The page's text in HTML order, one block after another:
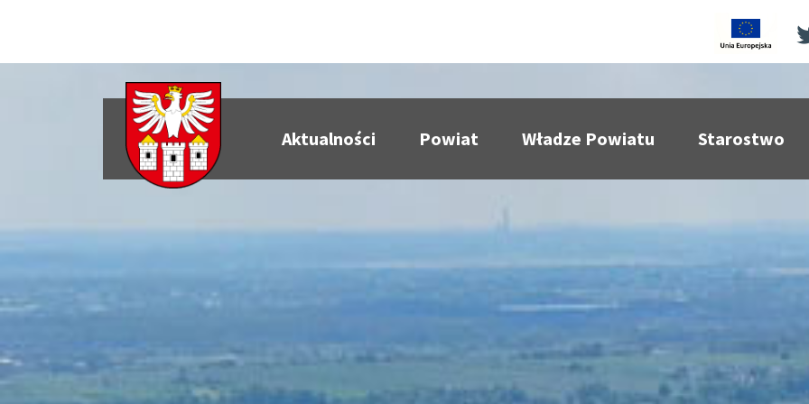
Aktualności pokaż podmenu dla
Powiat pokaż podmenu dla
Władze Powiatu pokaż
Starostwo